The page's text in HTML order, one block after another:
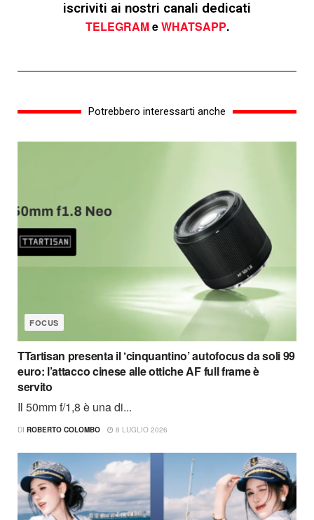
iscriviti ai nostri canali dedicati
TELEGRAMeWHATSAPP.
Potrebbero interessarti anche
FOCUS
TTartisan presenta il ‘cinquantino’ autofocus da soli 99
euro: l’attacco cinese alle ottiche AF full frame è
servito
Il 50mm f/1,8 è una di...
DI ROBERTO COLOMBO 8 LUGLIO 2026